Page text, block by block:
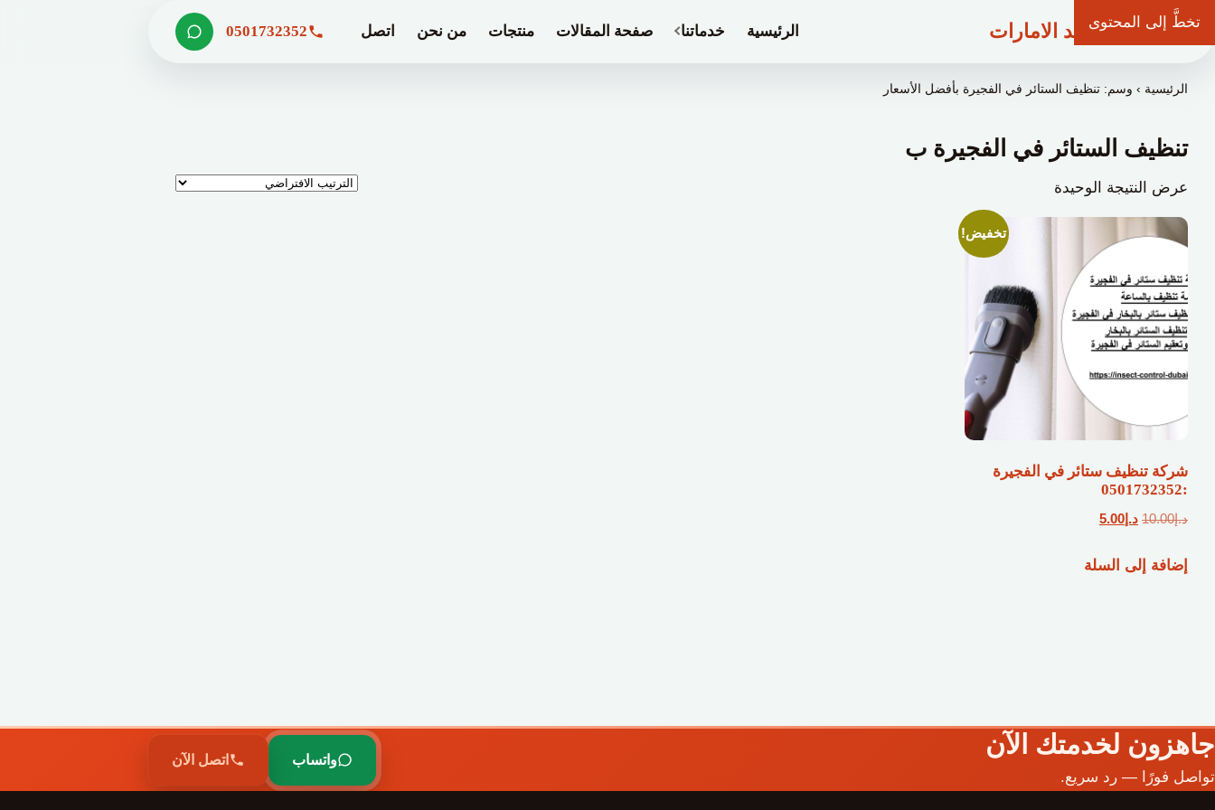
تخطَّ إلى المحتوى
شركة وعد الامارات الرئيسية خدماتنا صفحة المقالات منتجات من نحن اتصل 0501732352
الرئيسية › وسم: تنظيف الستائر في الفجيرة بأفضل الأسعار
تنظيف الستائر في الفجيرة ب
عرض النتيجة الوحيدة
تخفيض!
شركة تنظيف ستائر في الفجيرة
:0501732352
د.إ10.00 السعر
هو:
د.إ 5.00السعر
هو:
إضافة إلى السلة
جاهزون لخدمتك الآن
تواصل فورًا — رد سريع.
واتساب اتصل الآن